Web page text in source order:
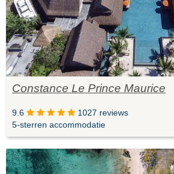
Constance Le Prince Maurice
9.6
1027 reviews
5-sterren accommodatie